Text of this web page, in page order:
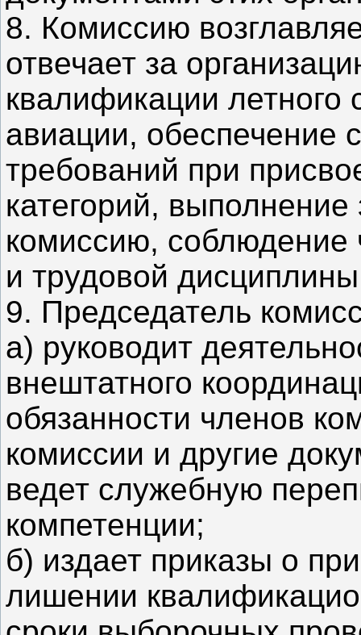
8. Комиссию
отвечает за
квалификации летного
авиации, обеспечение
требований при
категорий,
комиссию, соблюдение
и трудовой
9. Председатель
а) руководит
внештатного
обязанности членов
комиссии и другие
ведет служебную
компетенции;
б) издает приказы о
лишении